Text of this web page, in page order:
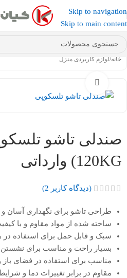
Skip to navigation
Skip to main content
عضو کانال بله کیان کالا شوید و کد
خانه/لوازم کاربردی منزل
صندلی تاشو
120KG) وارداتی
(دیدگاه کاربر 2
)
طراحی تاشو برای نگهداری آسان و
ساخته شده از مواد مقاوم و با
سبک و قابل حمل برای استفاده در
بسیار راحت و مناسب برای
مناسب برای استفاده در فضای باز
مقاوم در برابر تغییرات دما و